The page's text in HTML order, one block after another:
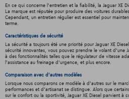
En ce qui concerne l'entretien et la fiabilité, la Jaguar XE
La marque est réputée pour produire des voitures
Cependant, un entretien régulier est essentiel pour
terme.
Caractéristiques de sécurité
La sécurité a toujours été une priorité pour Jaguar XE
sécurité innovantes, vous pouvez prendre le volant d'une
à des fonctionnalités telles que le régulateur de vitesse
l'assistance au freinage d'urgence, et plus encore.
Comparaison avec d'autres modèles
Lorsque nous comparons ce modèle à d'autres sur le
performances et d'artisanat se distingue. Alors que
sur le confort ou la sportivité, Jaguar XE Diesel parvient à